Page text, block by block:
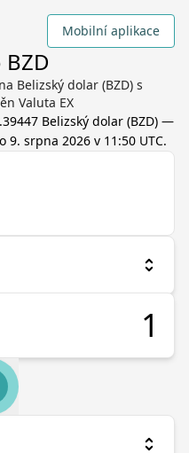
Mobilní aplikace
BZD
Belizský dolar (BZD) s
Valuta EX
Belizský dolar(BZD) —
9. srpna 2026 v 11:50 UTC.